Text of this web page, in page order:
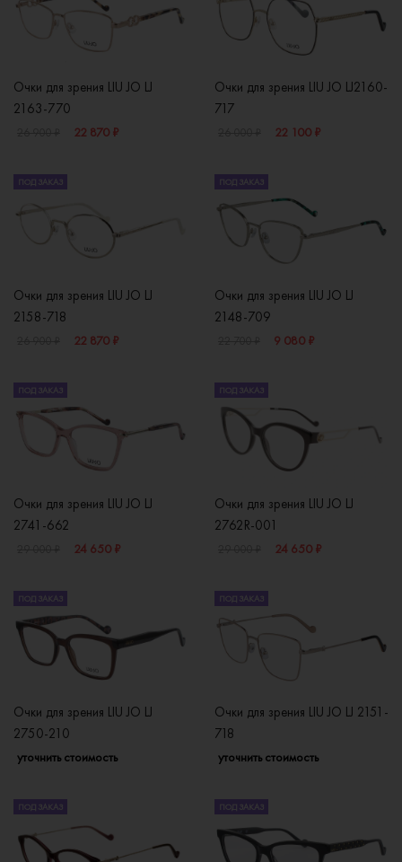
Очки для зрения LIU JO LJ
2163-770
22 870 ₽
Очки для зрения LIU JO LJ2160-
717
22 100 ₽
ПОД ЗАКАЗ
Очки для зрения LIU JO LJ
2158-718
22 870 ₽
ПОД ЗАКАЗ
Очки для зрения LIU JO LJ
2148-709
9 080 ₽
ПОД ЗАКАЗ
Очки для зрения LIU JO LJ
2741-662
24 650 ₽
ПОД ЗАКАЗ
Очки для зрения LIU JO LJ
2762R-001
24 650 ₽
ПОД ЗАКАЗ
Очки для зрения LIU JO LJ
2750-210
уточнить стоимость
ПОД ЗАКАЗ
Очки для зрения LIU JO LJ 2151-
718
уточнить стоимость
ПОД ЗАКАЗ ПОД ЗАКАЗ